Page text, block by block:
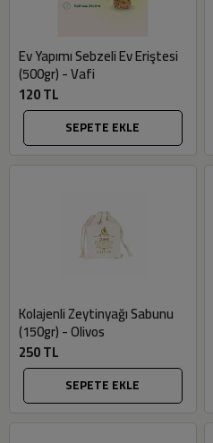
Ev Yapımı Sebzeli Ev Eriştesi
(500gr) - Vafi
120 TL
SEPETE EKLE
Kolajenli Zeytinyağı Sabunu
(150gr) - Olivos
250 TL
SEPETE EKLE